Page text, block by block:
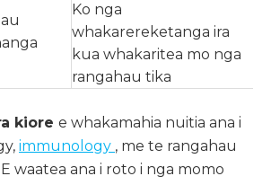
Ko nga
whakarereketanga ira
kua whakaritea mo nga
rangahau tika
kiore e whakamahia nuitia ana i
immunology , me te rangahau
waatea ana i roto i nga momo